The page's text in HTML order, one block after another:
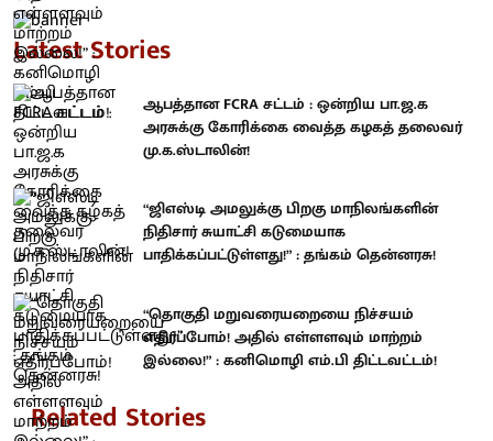
Latest Stories
ஆபத்தான FCRA சட்டம் : ஒன்றிய பா.ஜ.க
அரசுக்கு கோரிக்கை வைத்த கழகத் தலைவர்
மு.க.ஸ்டாலின்!
“ஜிஎஸ்டி அமலுக்கு பிறகு மாநிலங்களின்
நிதிசார் சுயாட்சி கடுமையாக
பாதிக்கப்பட்டுள்ளது!” : தங்கம் தென்னரசு!
“தொகுதி மறுவரையறையை நிச்சயம்
எதிர்ப்போம்! அதில் எள்ளளவும் மாற்றம்
இல்லை!” : கனிமொழி எம்.பி திட்டவட்டம்!
Related Stories